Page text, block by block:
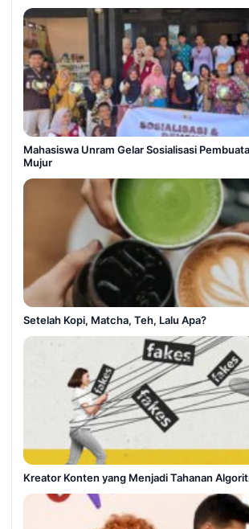
Mahasiswa Unram Gelar Sosialisasi
Mujur
Setelah Kopi, Matcha, Teh, Lalu Apa?
Kreator Konten yang Menjadi Tahanan